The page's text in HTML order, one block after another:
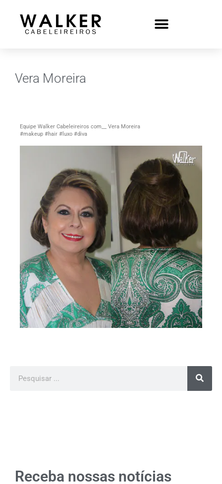
Vera Moreira
Equipe Walker Cabeleireiros com__ Vera Moreira
#makeup #hair #luxo #diva
Receba nossas notícias